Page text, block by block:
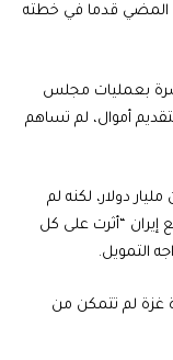
المضي قدما في خطته
بعمليات مجلس
أموال، لم تساهم
دولار، لكنه لم
إيران “أثرت على كل
التمويل.
غزة لم تتمكن من